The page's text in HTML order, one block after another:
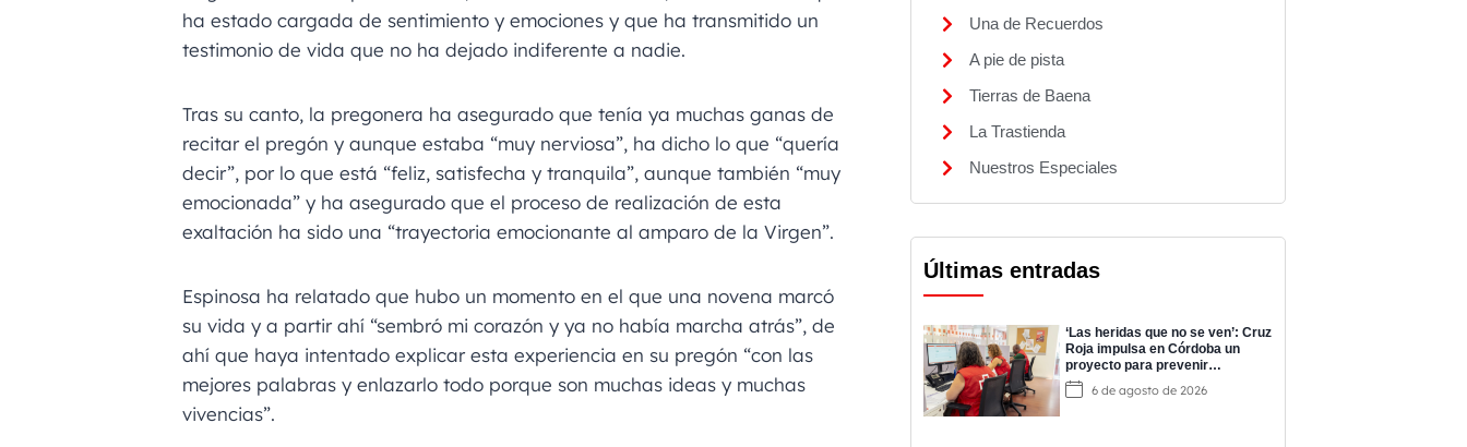
ha estado cargada de sentimiento y emociones y que ha transmitido un
testimonio de vida que no ha dejado indiferente a nadie.
Tras su canto, la pregonera ha asegurado que tenía ya muchas ganas de
recitar el pregón y aunque estaba “muy nerviosa”, ha dicho lo que “quería
decir”, por lo que está “feliz, satisfecha y tranquila”, aunque también “muy
emocionada” y ha asegurado que el proceso de realización de esta
exaltación ha sido una “trayectoria emocionante al amparo de la Virgen”.
Espinosa ha relatado que hubo un momento en el que una novena marcó
su vida y a partir ahí “sembró mi corazón y ya no había marcha atrás”, de
ahí que haya intentado explicar esta experiencia en su pregón “con las
mejores palabras y enlazarlo todo porque son muchas ideas y muchas
vivencias”.
Una de Recuerdos
A pie de pista
Tierras de Baena
La Trastienda
Nuestros Especiales
Últimas entradas
‘Las heridas que no se ven’: Cruz
Roja impulsa en Córdoba un
proyecto para prevenir
adicciones y cuidar la salud
mental6 de agosto de 2026